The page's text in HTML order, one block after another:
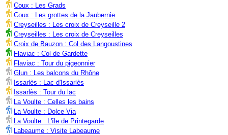
Coux : Les Grads
Coux : Les grottes de la Jaubernie
Creyseilles : Les croix de Creyseille 2
Creyseilles : Les croix de Creyseilles
Croix de Bauzon : Col des Langoustines
Flaviac : Col de Gardette
Flaviac : Tour du pigeonnier
Glun : Les balcons du Rhône
Issarlès : Lac-d'Issarlès
Issarlès : Tour du lac
La Voulte : Celles les bains
La Voulte : Dolce Via
La Voulte : L'île de Printegarde
Labeaume : Visite Labeaume